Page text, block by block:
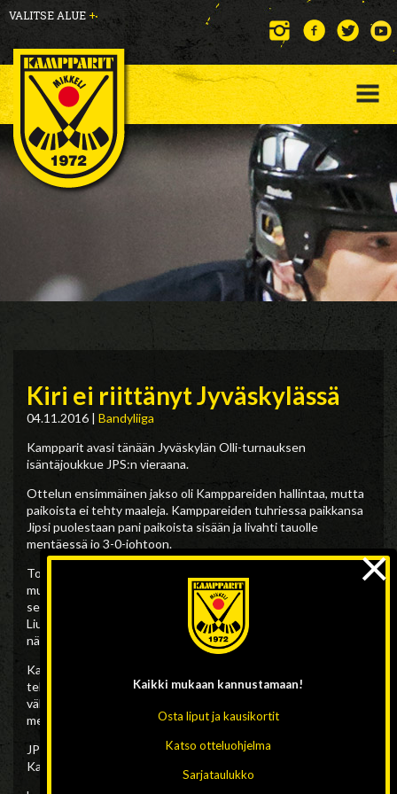
VALITSE ALUE +
Kiri ei riittänyt Jyväskylässä
04.11.2016 | Bandyliiga
Kampparit avasi tänään Jyväskylän Olli-turnauksen
isäntäjoukkue JPS:n vieraana.
Ottelun ensimmäinen jakso oli Kamppareiden hallintaa, mutta
paikoista ei tehty maaleja. Kamppareiden tuhriessa paikkansa
Jipsi puolestaan pani paikoista sisään ja livahti tauolle
mentäessä jo 3-0-johtoon.
Toisen jakson alkuun isännät tekivät jo neljännen maalinsa,
mutta ensimmäisen vartin jälkeen Kampparit vei taas peliä
selvästi. Ville Hämäläisen, Esko Liukkosen ja Tuomas
Liukkosen kavennusosumilla Kampparit pääsi maalin päähän, ja
näin lopputulos kirjattiin isännille 4-3.
Kampparivalmentaja Antero Levänen harmitteli omiensa
tehojen puutetta. ”Tänään ei saatu paikoista sisään, oltiin
vähän huolimattomia. Jos ei osuta puiden väliin, ei se oikein voi
mennä sisäänkään”.
JPS ja WP-35 pelaavat vastakkain huomenna ja sunnuntaina
Kampparit kohtaa WP:n kello 13 alkavassa ottelussa.
Kaikki mukaan kannustamaan!
Osta liput ja kausikortit
Katso otteluohjelma
Sarjataulukko
×